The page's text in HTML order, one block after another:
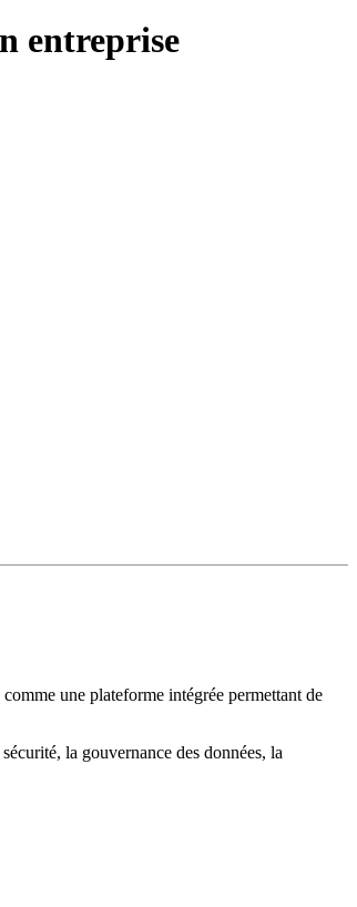
entreprise
une plateforme intégrée permettant de
la gouvernance des données, la